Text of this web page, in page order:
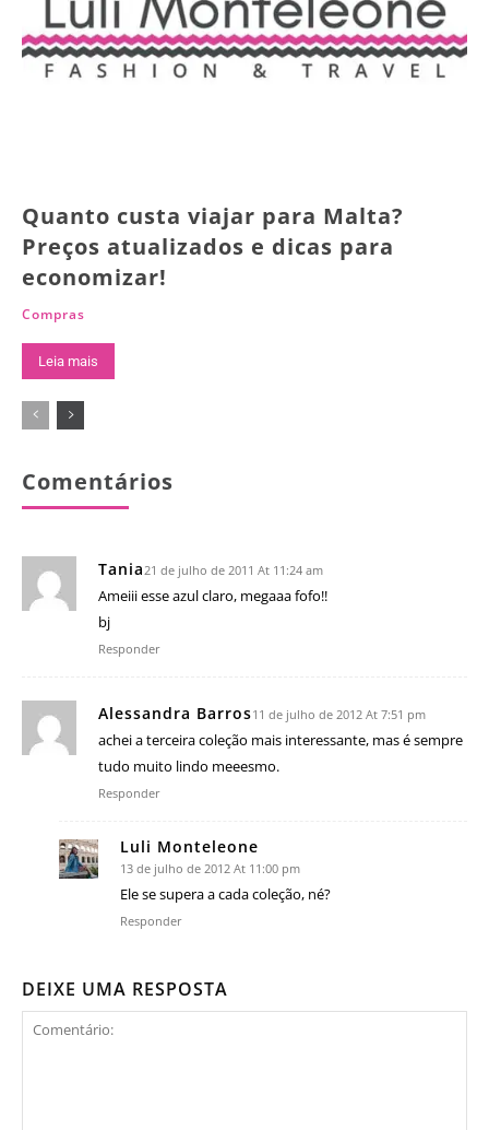
Quanto custa viajar para Malta?
Preços atualizados e dicas para
economizar!
Compras
Leia mais
Comentários
Tania21 de julho de 2011 At 11:24 am
Ameiii esse azul claro, megaaa fofo!!
bj
Responder
Alessandra Barros11 de julho de 2012 At 7:51 pm
achei a terceira coleção mais interessante, mas é sempre
tudo muito lindo meeesmo.
Responder
Luli Monteleone
13 de julho de 2012 At 11:00 pm
Ele se supera a cada coleção, né?
Responder
DEIXE UMA RESPOSTA